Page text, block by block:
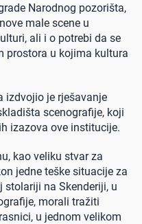
Narodnog pozorišta,
male scene u
ali i o potrebi da se
prostora u kojima kultura
izdvojio je rješavanje
scenografije, koji
izazova ove institucije.
kao veliku stvar za
jedne teške situacije za
na Skenderiji, u
morali tražiti
u jednom velikom